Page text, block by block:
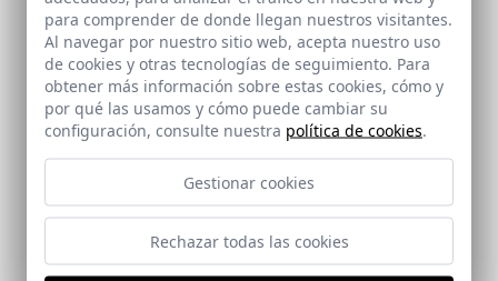
Proveedores
EL BORDILLO. Bordillos
BREINCO. Pavimentos
MEBI. Asfalto coloreado y Hormigones
DELUX. Instalación eléctrica
IGUZZINI / DISUR Iluminación
RAMOS PULIDO. Fontanería.
SUMHTEC. Saneamiento y Abastecimiento de agua
ANCOMA Jardinería
para comprender de donde llegan nuestros visitantes.
Al navegar por nuestro sitio web, acepta nuestro uso
de cookies y otras tecnologías de seguimiento. Para
obtener más información sobre estas cookies, cómo y
por qué las usamos y cómo puede cambiar su
configuración, consulte nuestra política de cookies.
Gestionar cookies
Rechazar todas las cookies